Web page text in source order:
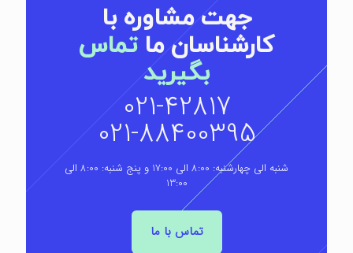
جهت مشاوره با
کارشناسان ماتماس
بگیرید
021-42817
021-88400395
شنبه الی چهارشنبه: 8:00 الی 17:00 و پنج شنبه: 8:00 الی
13:00
تماس با ما